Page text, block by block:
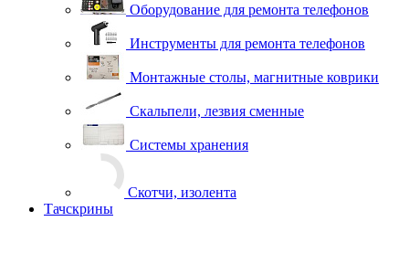
Монтажные столы, магнитные коврики
Скальпели, лезвия сменные
Системы хранения
Скотчи, изолента
Тачскрины